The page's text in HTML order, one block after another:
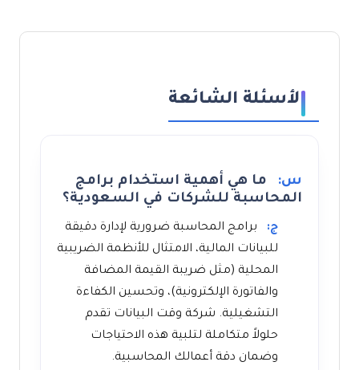
الأسئلة الشائعة
س:
ما هي أهمية استخدام برامج
المحاسبة للشركات في السعودية؟
ج:
برامج المحاسبة ضرورية لإدارة دقيقة
للبيانات المالية، الامتثال للأنظمة الضريبية
المحلية (مثل ضريبة القيمة المضافة
والفاتورة الإلكترونية)، وتحسين الكفاءة
التشغيلية. شركة وقت البيانات تقدم
حلولاً متكاملة لتلبية هذه الاحتياجات
وضمان دقة أعمالك المحاسبية.